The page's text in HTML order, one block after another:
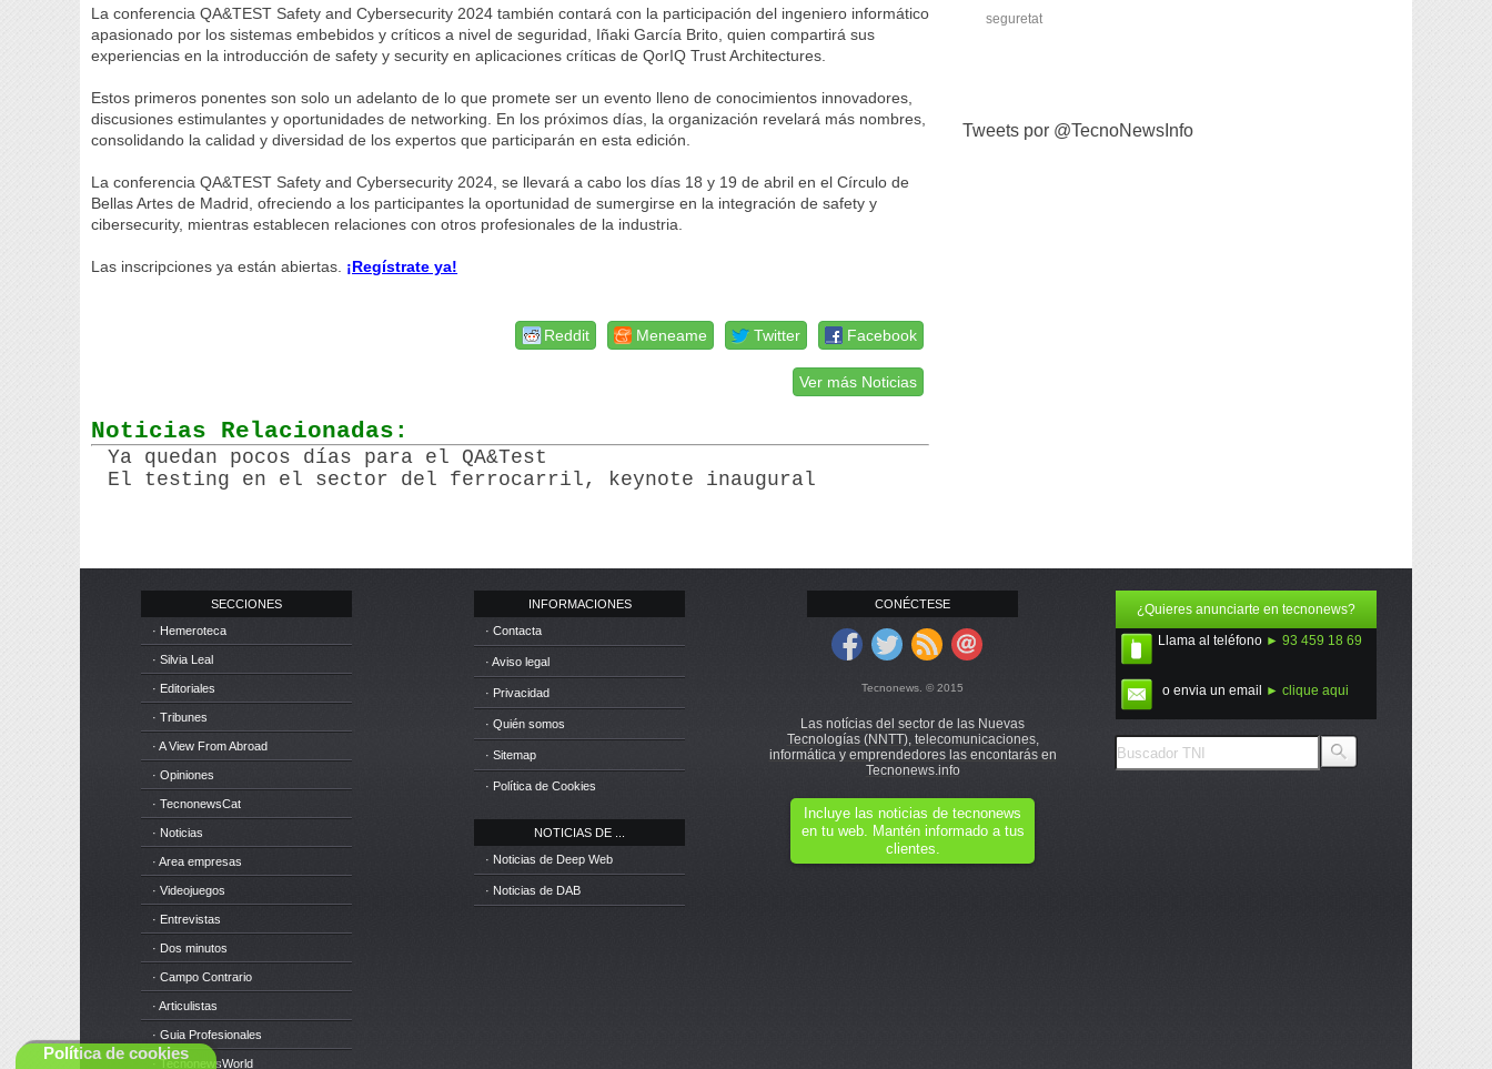
La conferencia QA&TEST Safety and Cybersecurity 2024 también contará con la participación del ingeniero informático
apasionado por los sistemas embebidos y críticos a nivel de seguridad, Iñaki García Brito, quien compartirá sus
experiencias en la introducción de safety y security en aplicaciones críticas de QorIQ Trust Architectures.
Estos primeros ponentes son solo un adelanto de lo que promete ser un evento lleno de conocimientos innovadores,
discusiones estimulantes y oportunidades de networking. En los próximos días, la organización revelará más nombres,
consolidando la calidad y diversidad de los expertos que participarán en esta edición.
La conferencia QA&TEST Safety and Cybersecurity 2024, se llevará a cabo los días 18 y 19 de abril en el Círculo de
Bellas Artes de Madrid, ofreciendo a los participantes la oportunidad de sumergirse en la integración de safety y
cibersecurity, mientras establecen relaciones con otros profesionales de la industria.
Las inscripciones ya están abiertas. ¡Regístrate ya!
Facebook
Twitter
Meneame
Reddit
Ver más Noticias
Noticias Relacionadas:
Ya quedan pocos días para el QA&Test
El testing en el sector del ferrocarril, keynote inaugural
seguretat
Tweets por @TecnoNewsInfo
SECCIONES
· Hemeroteca
· Silvia Leal
· Editoriales
· Tribunes
· A View From Abroad
· Opiniones
· TecnonewsCat
· Noticias
· Area empresas
· Videojuegos
· Entrevistas
· Dos minutos
· Campo Contrario
· Articulistas
· Guia Profesionales
· TecnonewsWorld
INFORMACIONES
· Contacta
· Aviso legal
· Privacidad
· Quién somos
· Sitemap
· Política de Cookies
NOTICIAS DE ...
· Noticias de Deep Web
· Noticias de DAB
CONÉCTESE
Tecnonews. © 2015
Las notícias del sector de las Nuevas
Tecnologías (NNTT), telecomunicaciones,
informática y emprendedores las encontarás en
Tecnonews.info
Incluye las noticias de tecnonews
en tu web. Mantén informado a tus
clientes.
¿Quieres anunciarte en tecnonews?
Llama al teléfono ► 93 459 18 69
o envia un email ► clique aqui
Política de cookies